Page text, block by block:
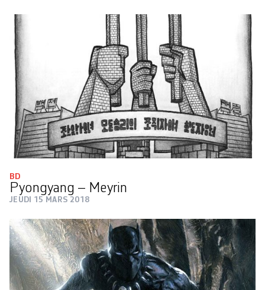
BD
Pyongyang – Meyrin
JEUDI 15 MARS 2018